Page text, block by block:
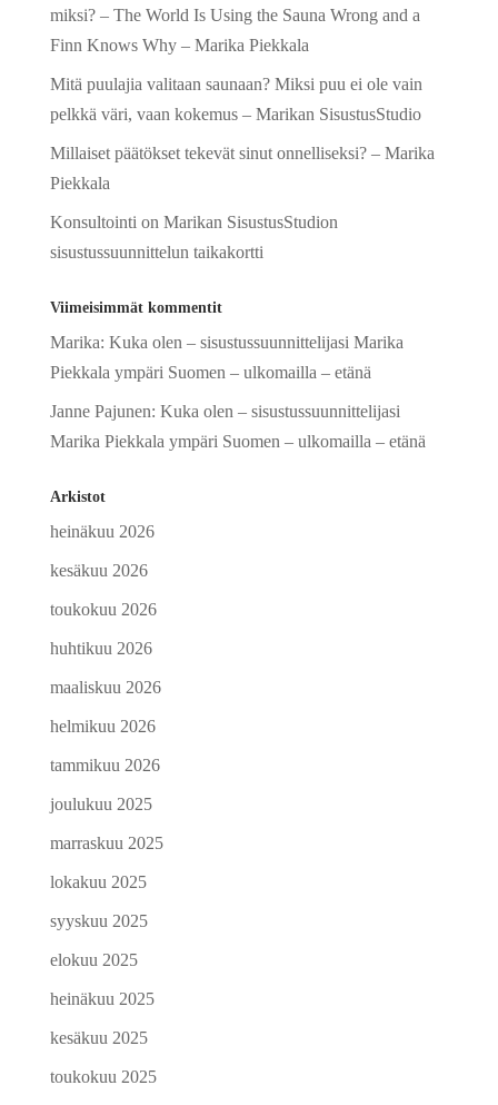
miksi? – The World Is Using the Sauna Wrong and a
Finn Knows Why – Marika Piekkala
Mitä puulajia valitaan saunaan? Miksi puu ei ole vain
pelkkä väri, vaan kokemus – Marikan SisustusStudio
Millaiset päätökset tekevät sinut onnelliseksi? – Marika
Piekkala
Konsultointi on Marikan SisustusStudion
sisustussuunnittelun taikakortti
Viimeisimmät kommentit
Marika: Kuka olen – sisustussuunnittelijasi Marika
Piekkala ympäri Suomen – ulkomailla – etänä
Janne Pajunen: Kuka olen – sisustussuunnittelijasi
Marika Piekkala ympäri Suomen – ulkomailla – etänä
Arkistot
heinäkuu 2026
kesäkuu 2026
toukokuu 2026
huhtikuu 2026
maaliskuu 2026
helmikuu 2026
tammikuu 2026
joulukuu 2025
marraskuu 2025
lokakuu 2025
syyskuu 2025
elokuu 2025
heinäkuu 2025
kesäkuu 2025
toukokuu 2025